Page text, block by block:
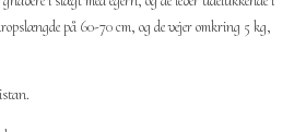
på 60-70 cm, og de vejer omkring 5 kg,